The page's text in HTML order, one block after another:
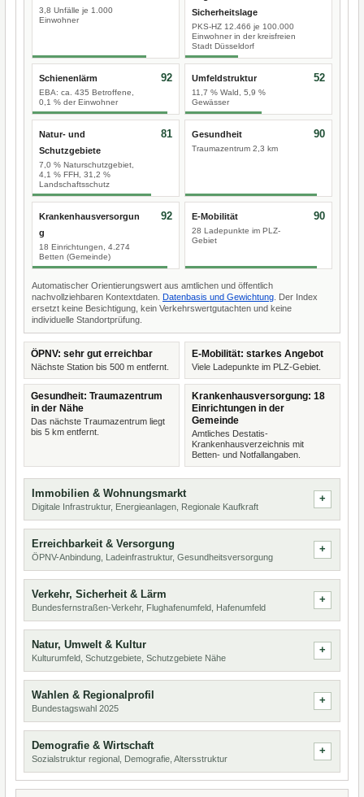
3,8 Unfälle je 1.000
Einwohner
Sicherheitslage
PKS-HZ 12.466 je 100.000
Einwohner in der kreisfreien
Stadt Düsseldorf
Schienenlärm
EBA: ca. 435 Betroffene,
0,1 % der Einwohner
92 Umfeldstruktur
11,7 % Wald, 5,9 %
Gewässer
52
Natur- und
Schutzgebiete
7,0 % Naturschutzgebiet,
4,1 % FFH, 31,2 %
Landschaftsschutz
81 Gesundheit
Traumazentrum 2,3 km
90
Krankenhausversorgun
g
18 Einrichtungen, 4.274
Betten (Gemeinde)
92 E-Mobilität
28 Ladepunkte im PLZ-
Gebiet
90
Automatischer Orientierungswert aus amtlichen und öffentlich
nachvollziehbaren Kontextdaten. Datenbasis und Gewichtung . Der Index
ersetzt keine Besichtigung, kein Verkehrswertgutachten und keine
individuelle Standortprüfung.
ÖPNV: sehr gut erreichbar
Nächste Station bis 500 m entfernt.
E-Mobilität: starkes Angebot
Viele Ladepunkte im PLZ-Gebiet.
Gesundheit: Traumazentrum
in der Nähe
Das nächste Traumazentrum liegt
bis 5 km entfernt.
Krankenhausversorgung: 18
Einrichtungen in der
Gemeinde
Amtliches Destatis-
Krankenhausverzeichnis mit
Betten- und Notfallangaben.
Immobilien & Wohnungsmarkt
Digitale Infrastruktur, Energieanlagen, Regionale Kaufkraft
Erreichbarkeit & Versorgung
ÖPNV-Anbindung, Ladeinfrastruktur, Gesundheitsversorgung
Verkehr, Sicherheit & Lärm
Bundesfernstraßen-Verkehr, Flughafenumfeld, Hafenumfeld
Natur, Umwelt & Kultur
Kulturumfeld, Schutzgebiete, Schutzgebiete Nähe
Wahlen & Regionalprofil
Bundestagswahl 2025
Demografie & Wirtschaft
Sozialstruktur regional, Demografie, Altersstruktur